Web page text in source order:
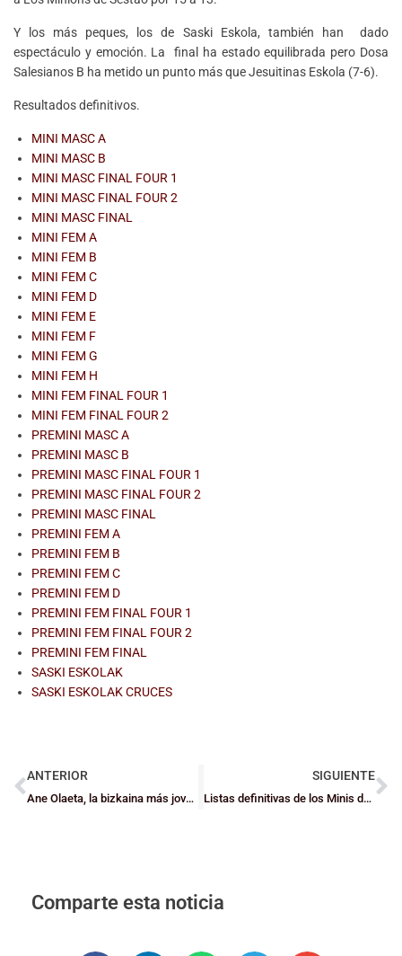
Y los más peques, los de Saski Eskola, también han dado
espectáculo y emoción. La final ha estado equilibrada pero Dosa
Salesianos B ha metido un punto más que Jesuitinas Eskola (7-6).
Resultados definitivos.
MINI MASC A
MINI MASC B
MINI MASC FINAL FOUR 1
MINI MASC FINAL FOUR 2
MINI MASC FINAL
MINI FEM A
MINI FEM B
MINI FEM C
MINI FEM D
MINI FEM E
MINI FEM F
MINI FEM G
MINI FEM H
MINI FEM FINAL FOUR 1
MINI FEM FINAL FOUR 2
PREMINI MASC A
PREMINI MASC B
PREMINI MASC FINAL FOUR 1
PREMINI MASC FINAL FOUR 2
PREMINI MASC FINAL
PREMINI FEM A
PREMINI FEM B
PREMINI FEM C
PREMINI FEM D
PREMINI FEM FINAL FOUR 1
PREMINI FEM FINAL FOUR 2
PREMINI FEM FINAL
SASKI ESKOLAK
SASKI ESKOLAK CRUCES
ANTERIOR
Ane Olaeta, la bizkaina más joven en debutar en LF
SIGUIENTE
Listas definitivas de los Minis de Bizkaia
Comparte esta noticia